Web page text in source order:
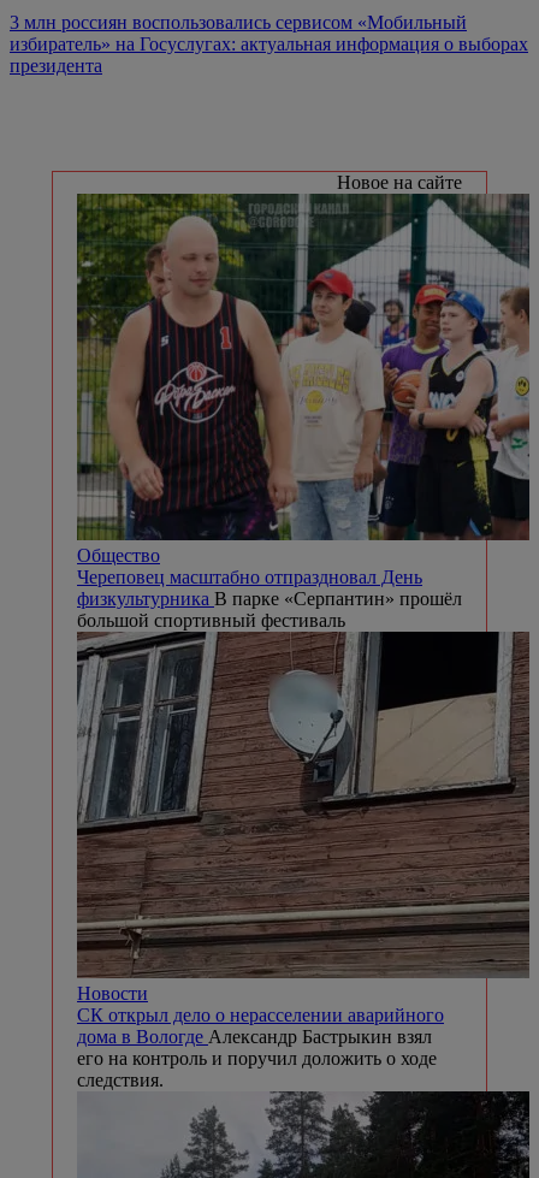
3 млн россиян воспользовались сервисом «Мобильный
избиратель» на Госуслугах: актуальная информация о выборах
президента
Новое на сайте
Общество
Череповец масштабно отпраздновал День
физкультурника В парке «Серпантин» прошёл
большой спортивный фестиваль
Новости
СК открыл дело о нерасселении аварийного
дома в Вологде Александр Бастрыкин взял
его на контроль и поручил доложить о ходе
следствия.